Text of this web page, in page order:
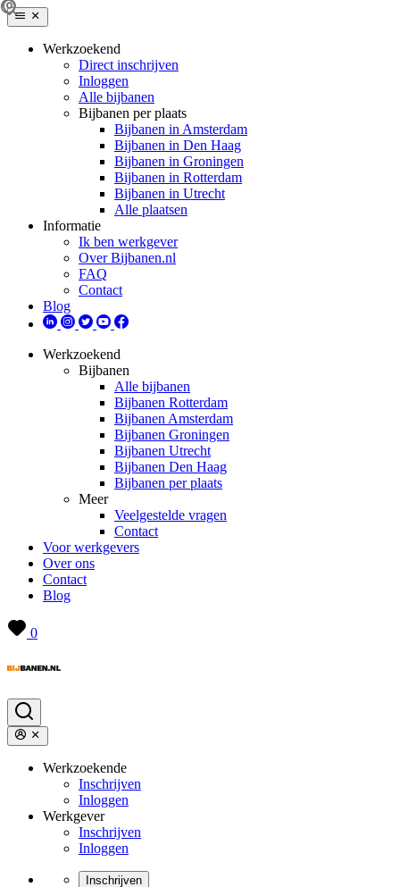
Werkzoekend
Direct inschrijven
Inloggen
Alle bijbanen
Bijbanen per plaats
Bijbanen in Amsterdam
Bijbanen in Den Haag
Bijbanen in Groningen
Bijbanen in Rotterdam
Bijbanen in Utrecht
Alle plaatsen
Informatie
Ik ben werkgever
Over Bijbanen.nl
FAQ
Contact
Blog
Werkzoekend
Bijbanen
Alle bijbanen
Bijbanen Rotterdam
Bijbanen Amsterdam
Bijbanen Groningen
Bijbanen Utrecht
Bijbanen Den Haag
Bijbanen per plaats
Meer
Veelgestelde vragen
Contact
Voor werkgevers
Over ons
Contact
Blog
0
Werkzoekende
Inschrijven
Inloggen
Werkgever
Inschrijven
Inloggen
Inschrijven